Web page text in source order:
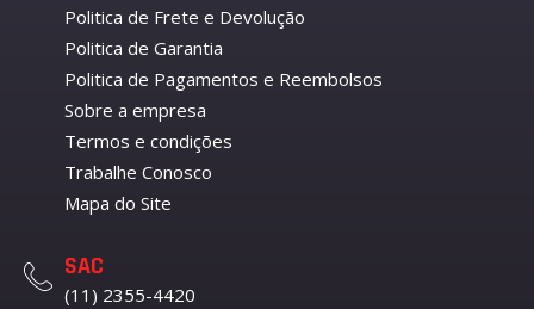
Politica de Frete e Devolução
Politica de Garantia
Politica de Pagamentos e Reembolsos
Sobre a empresa
Termos e condições
Trabalhe Conosco
Mapa do Site
SAC
(11) 2355-4420